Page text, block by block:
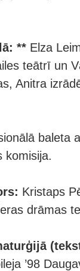
** Elza
teātrī un
Anitra
baleta
komisija.
Kristaps
drāmas
’98